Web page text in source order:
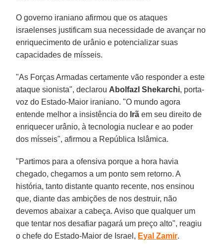
O governo iraniano afirmou que os ataques
israelenses justificam sua necessidade de avançar no
enriquecimento de urânio e potencializar suas
capacidades de mísseis.
"As Forças Armadas certamente vão responder a este
ataque sionista", declarou Abolfazl Shekarchi, porta-
voz do Estado-Maior iraniano. "O mundo agora
entende melhor a insistência do Irã em seu direito de
enriquecer urânio, à tecnologia nuclear e ao poder
dos mísseis", afirmou a República Islâmica.
"Partimos para a ofensiva porque a hora havia
chegado, chegamos a um ponto sem retorno. A
história, tanto distante quanto recente, nos ensinou
que, diante das ambições de nos destruir, não
devemos abaixar a cabeça. Aviso que qualquer um
que tentar nos desafiar pagará um preço alto", reagiu
o chefe do Estado-Maior de Israel, Eyal Zamir.